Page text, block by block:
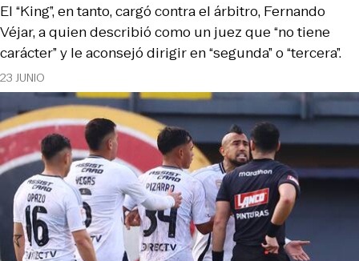
23 JUNIO
El “King”, en tanto, cargó contra el árbitro, Fernando
Véjar, a quien describió como un juez que “no tiene
carácter” y le aconsejó dirigir en “segunda” o “tercera”.